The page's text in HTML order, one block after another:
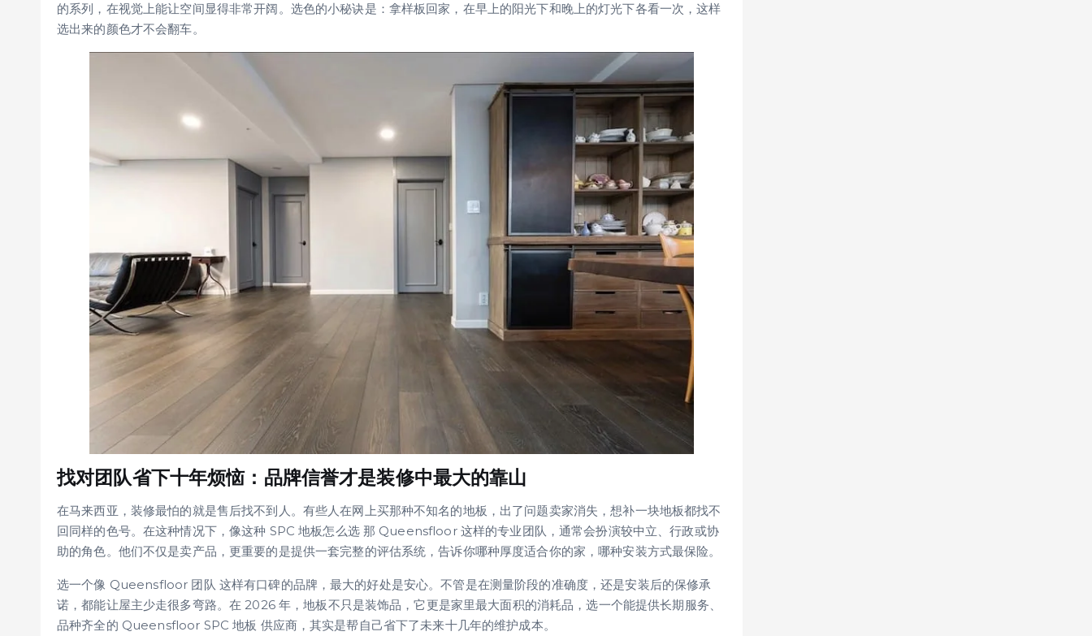
的系列，在视觉上能让空间显得非常开阔。选色的小秘诀是：拿样板回家，在早上的阳光下和晚上的灯光下各看一次，这样
选出来的颜色才不会翻车。
找对团队省下十年烦恼：品牌信誉才是装修中最大的靠山
在马来西亚，装修最怕的就是售后找不到人。有些人在网上买那种不知名的地板，出了问题卖家消失，想补一块地板都找不
回同样的色号。在这种情况下，像这种 SPC 地板怎么选 那 Queensfloor 这样的专业团队，通常会扮演较中立、行政或协
助的角色。他们不仅是卖产品，更重要的是提供一套完整的评估系统，告诉你哪种厚度适合你的家，哪种安装方式最保险。
选一个像 Queensfloor 团队 这样有口碑的品牌，最大的好处是安心。不管是在测量阶段的准确度，还是安装后的保修承
诺，都能让屋主少走很多弯路。在 2026 年，地板不只是装饰品，它更是家里最大面积的消耗品，选一个能提供长期服务、
品种齐全的 Queensfloor SPC 地板 供应商，其实是帮自己省下了未来十几年的维护成本。